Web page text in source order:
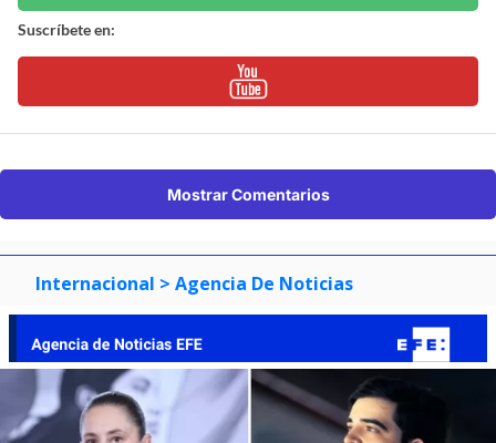
Suscríbete en:
Mostrar Comentarios
Internacional > Agencia De Noticias